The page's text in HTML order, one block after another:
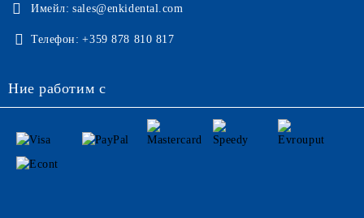
Имейл: sales@enkidental.com
Телефон: +359 878 810 817
Ние работим с